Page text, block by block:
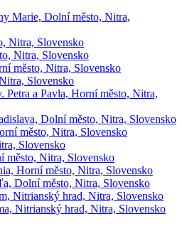
Marie, Dolní město, Nitra,
Nitra, Slovensko
Nitra, Slovensko
město, Nitra, Slovensko
Slovensko
Petra a Pavla, Horní město, Nitra,
Dolní město, Nitra, Slovensko
město, Nitra, Slovensko
Slovensko
město, Nitra, Slovensko
Horní město, Nitra, Slovensko
Dolní město, Nitra, Slovensko
Nitrianský hrad, Nitra, Slovensko
Nitrianský hrad, Nitra, Slovensko